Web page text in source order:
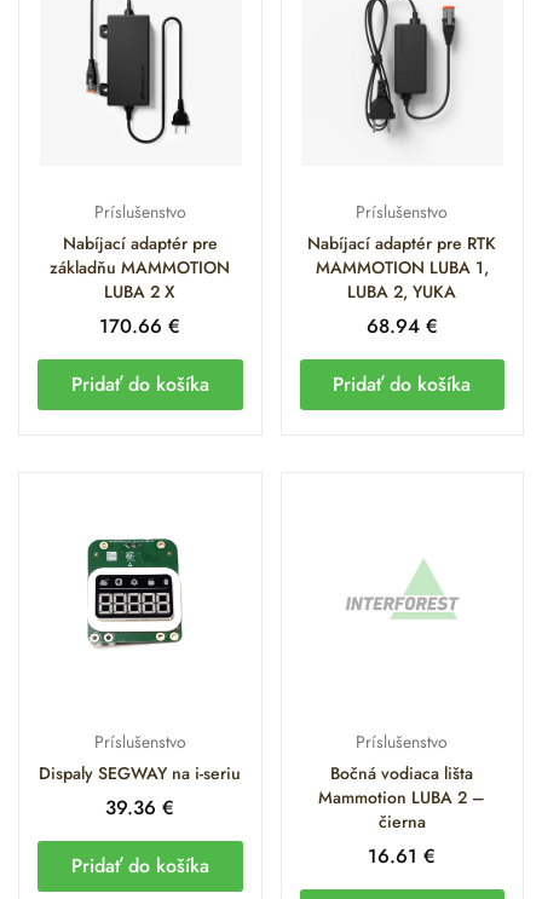
Príslušenstvo
Nabíjací adaptér pre
základňu MAMMOTION
LUBA 2 X
170.66€
Pridať do košíka
Príslušenstvo
Nabíjací adaptér pre RTK
MAMMOTION LUBA 1,
LUBA 2, YUKA
68.94 €
Pridať do košíka
Príslušenstvo
Dispaly SEGWAY na i-seriu
39.36€
Pridať do košíka
Príslušenstvo
Bočná vodiaca lišta
Mammotion LUBA 2 –
čierna
16.61€